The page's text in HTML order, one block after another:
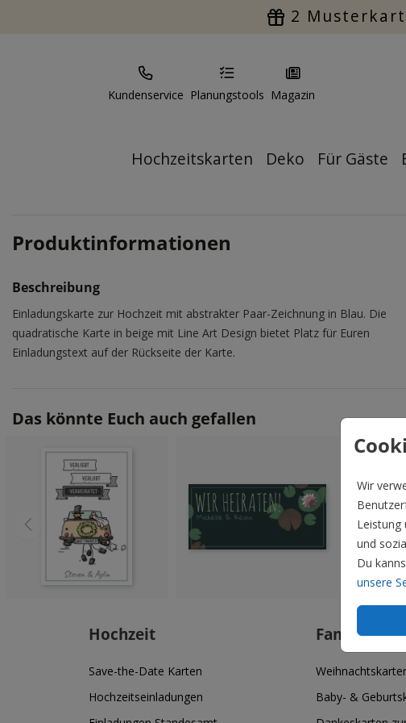
2
Kundenservice Planungstools Magazin
Hochzeitskarten Deko Für Gäste
Wir
Leistung
und
Du
unsere
Produktinformationen
Beschreibung
Einladungskarte zur Hochzeit mit abstrakter Paar-Zeichnung in Blau. Die
quadratische Karte in beige mit Line Art Design bietet Platz für Euren
Einladungstext auf der Rückseite der Karte.
Das könnte Euch auch gefallen
Hochzeit
Save-the-Date Karten
Hochzeitseinladungen
Familie &
Baby- &